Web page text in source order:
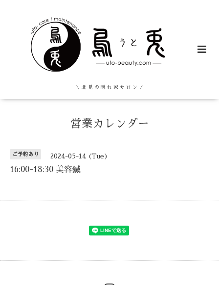
＼ 北 見 の 隠 れ 家 サ ロ ン ／
営業カレンダー
ご予約あり 2024-05-14 (Tue)
16:00-18:30 美容鍼